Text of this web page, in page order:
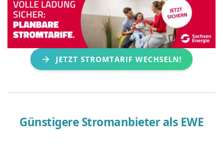
JETZT STROMTARIF WECHSELN!
Günstigere Stromanbieter als EWE